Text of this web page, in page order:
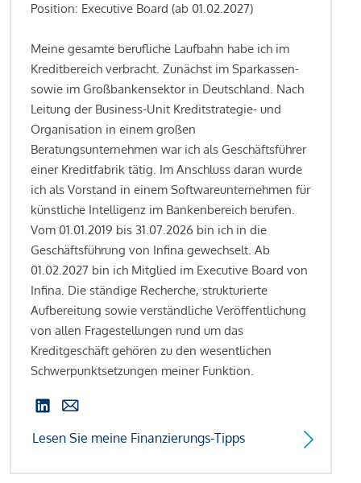
Position: Executive Board (ab 01.02.2027)
Meine gesamte berufliche Laufbahn habe ich im
Kreditbereich verbracht. Zunächst im Sparkassen-
sowie im Großbankensektor in Deutschland. Nach
Leitung der Business-Unit Kreditstrategie- und
Organisation in einem großen
Beratungsunternehmen war ich als Geschäftsführer
einer Kreditfabrik tätig. Im Anschluss daran wurde
ich als Vorstand in einem Softwareunternehmen für
künstliche Intelligenz im Bankenbereich berufen.
Vom 01.01.2019 bis 31.07.2026 bin ich in die
Geschäftsführung von Infina gewechselt. Ab
01.02.2027 bin ich Mitglied im Executive Board von
Infina. Die ständige Recherche, strukturierte
Aufbereitung sowie verständliche Veröffentlichung
von allen Fragestellungen rund um das
Kreditgeschäft gehören zu den wesentlichen
Schwerpunktsetzungen meiner Funktion.
Lesen Sie meine Finanzierungs-Tipps